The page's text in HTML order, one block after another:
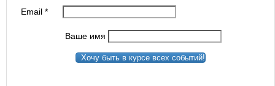
Email*
Ваше имя
Хочу быть в курсе всех событий!